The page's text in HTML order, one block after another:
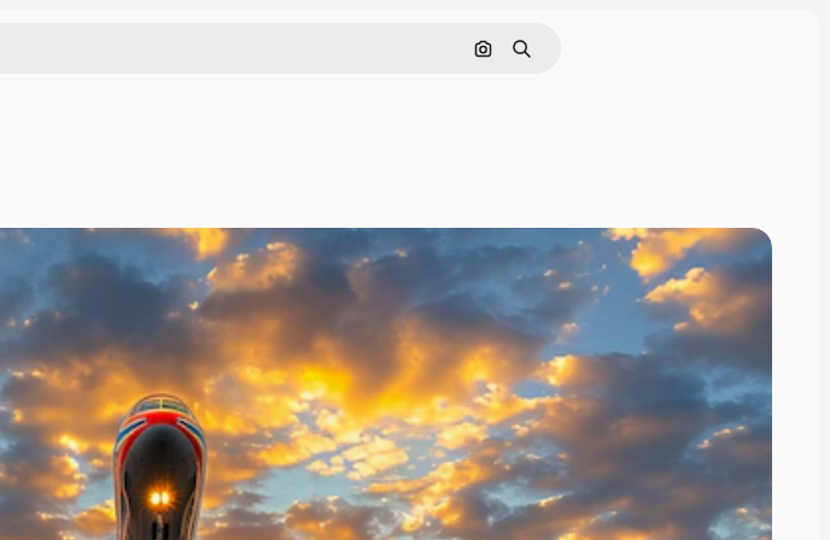
Cerca per immagine
Ricerca